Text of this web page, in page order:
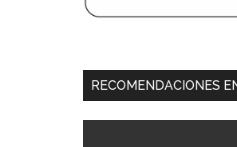
RECOMENDACIONES